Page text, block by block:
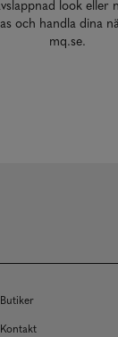
look eller
och handla dina
mq.se.
Butiker
Kontakt